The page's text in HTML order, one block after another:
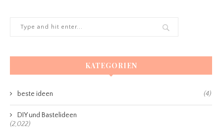
KATEGORIEN
beste ideen (4)
DIY und Bastelideen
(2,022)